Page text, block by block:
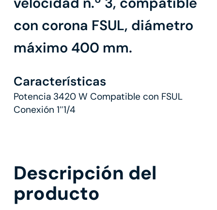
con corona FSUL, diámetro
máximo 400 mm.
Características
Potencia 3420 W Compatible con FSUL
Conexión 1″1/4
Descripción del
producto